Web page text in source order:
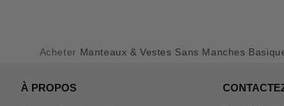
Acheter Manteaux & Vestes Sans Manches
À PROPOS